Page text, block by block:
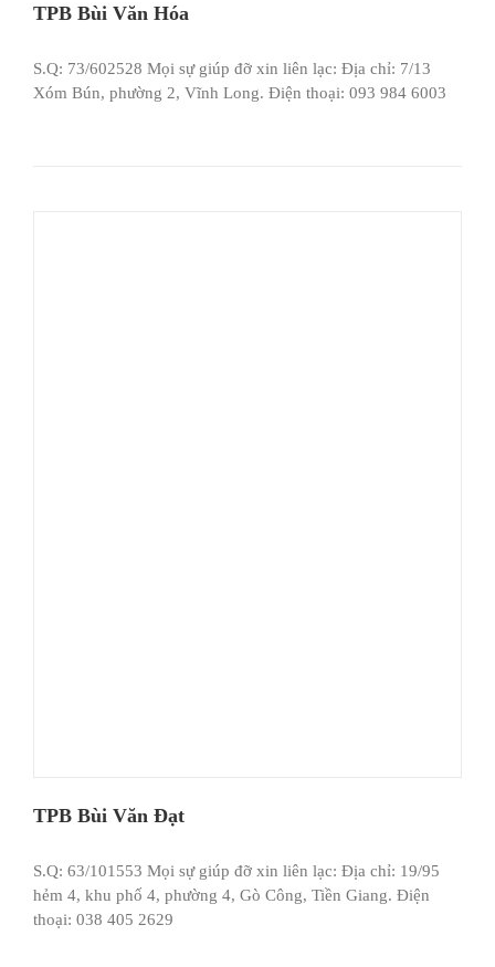
TPB Bùi Văn Hóa
S.Q: 73/602528 Mọi sự giúp đỡ xin liên lạc: Địa chỉ: 7/13
Xóm Bún, phường 2, Vĩnh Long. Điện thoại: 093 984 6003
TPB Bùi Văn Đạt
S.Q: 63/101553 Mọi sự giúp đỡ xin liên lạc: Địa chỉ: 19/95
hẻm 4, khu phố 4, phường 4, Gò Công, Tiền Giang. Điện
thoại: 038 405 2629